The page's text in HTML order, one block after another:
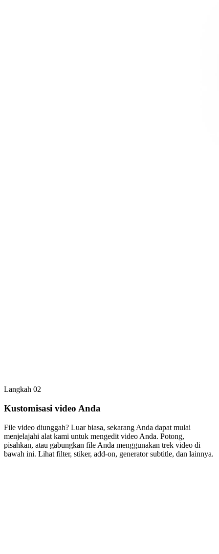
Langkah 02
Kustomisasi video Anda
File video diunggah? Luar biasa, sekarang Anda dapat mulai
menjelajahi alat kami untuk mengedit video Anda. Potong,
pisahkan, atau gabungkan file Anda menggunakan trek video di
bawah ini. Lihat filter, stiker, add-on, generator subtitle, dan lainnya.